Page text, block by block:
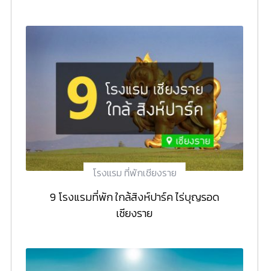
โรงแรม ที่พักเชียงราย
9 โรงแรมที่พัก ใกล้สิงห์ปาร์ค ไร่บุญรอด
เชียงราย